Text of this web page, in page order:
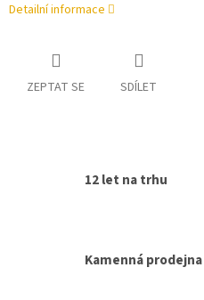
Detailní informace
ZEPTAT SE SDÍLET
12 let na trhu
Kamenná prodejna